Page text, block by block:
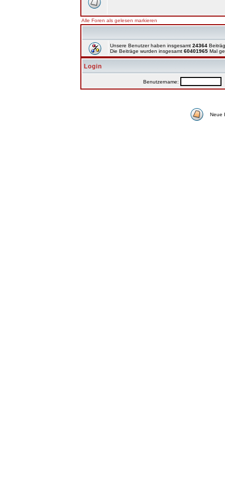
Alle Foren als gelesen markieren
Unsere Benutzer haben insgesamt 24364
Die Beiträge wurden insgesamt 60401965 Mal
Login
Benutzername:
Neue